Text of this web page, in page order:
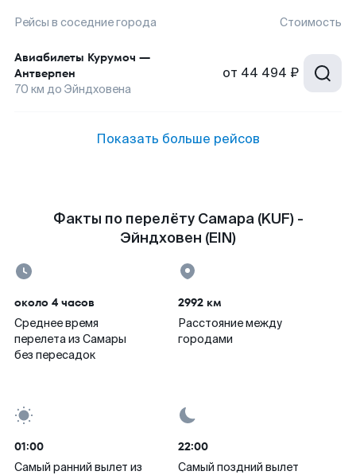
Рейсы в соседние города Стоимость
Авиабилеты Курумоч —
Антверпен
70 км до Эйндховена
от 44 494 ₽
Показать больше рейсов
Факты по перелёту Самара (KUF) -
Эйндховен (EIN)
около 4 часов
Среднее время
перелета из Самары
без пересадок
2992 км
Расстояние между
городами
01:00
Самый ранний вылет из
22:00
Самый поздний вылет